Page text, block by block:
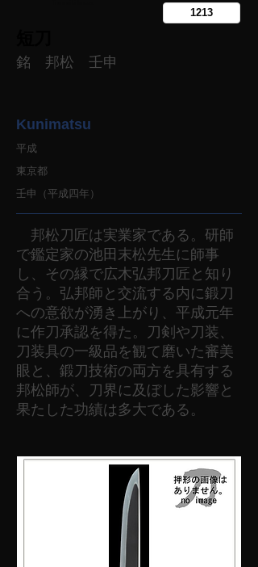
銘 邦松 壬申
Kunimatsu
平成
東京都
壬申（平成四年）
邦松刀匠は実業家である。研師
で鑑定家の池田末松先生に師事
し、その縁で広木弘邦刀匠と知り
合う。弘邦師と交流する内に鍛刀
への意欲が湧き上がり、平成元年
に作刀承認を得た。刀剣や刀装、
刀装具の一級品を観て磨いた審美
眼と、鍛刀技術の両方を具有する
邦松師が、刀界に及ぼした影響と
果たした功績は多大である。